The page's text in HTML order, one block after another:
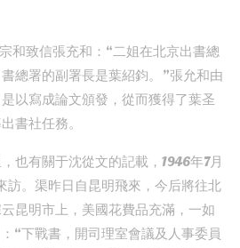
和致信張充和：“二姐在北京出書總
總署的副署長是葉紹鈞。”張允和由
以寫成論文頒發，從而獲得了葉圣
書社任務。
也有關于沈從文的記載，1946年7月
訪。渠昨日自昆明飛來，今后將往北
昆明市上，美國花費品充滿，一如
“下戰書，開司理室會議及人事委員